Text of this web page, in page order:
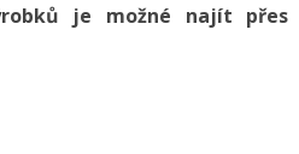
je možné najít přes